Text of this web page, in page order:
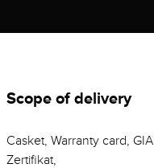
Scope of delivery
Casket, Warranty card, GIA
Zertifikat,